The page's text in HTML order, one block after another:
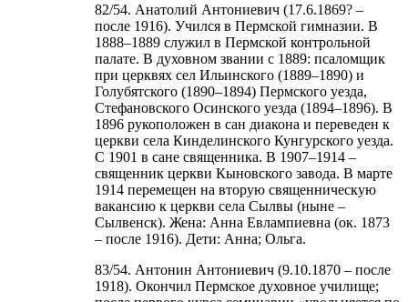
82/54. Анатолий Антониевич (17.6.1869? –
после 1916). Учился в Пермской гимназии. В
1888–1889 служил в Пермской контрольной
палате. В духовном звании с 1889: псаломщик
при церквях сел Ильинского (1889–1890) и
Голубятского (1890–1894) Пермского уезда,
Стефановского Осинского уезда (1894–1896). В
1896 рукоположен в сан диакона и переведен к
церкви села Кинделинского Кунгурского уезда.
С 1901 в сане священника. В 1907–1914 –
священник церкви Кыновского завода. В марте
1914 перемещен на вторую священническую
вакансию к церкви села Сылвы (ныне –
Сылвенск). Жена: Анна Евлампиевна (ок. 1873
– после 1916). Дети: Анна; Ольга.
83/54. Антонин Антониевич (9.10.1870 – после
1918). Окончил Пермское духовное училище;